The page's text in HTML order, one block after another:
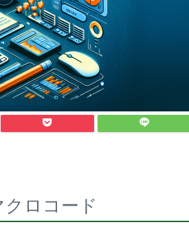
ロコード